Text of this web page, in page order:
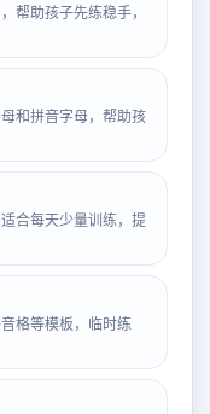
帮助孩子先练稳手，
和拼音字母，帮助孩
合每天少量训练，提
格等模板，临时练